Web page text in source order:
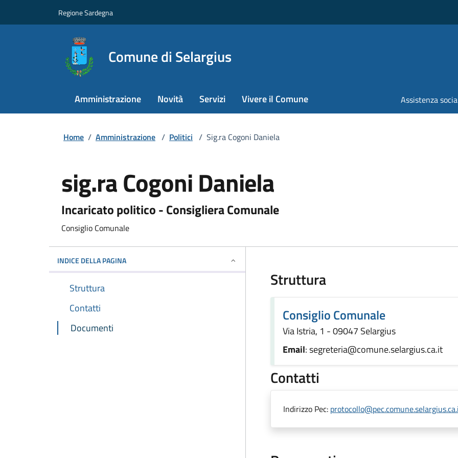
Regione Sardegna
Comune di Selargius
Amministrazione Novità Servizi Vivere il Comune Assistenza
Home / Amministrazione / Politici / Sig.ra Cogoni Daniela
sig.ra Cogoni Daniela
Incaricato politico - Consigliera Comunale
Consiglio Comunale
INDICE DELLA PAGINA
Struttura
Contatti
Documenti
Struttura
Consiglio Comunale
Via Istria, 1 - 09047 Selargius
Email: segreteria@comune.selargius.ca.it
Contatti
Indirizzo Pec: